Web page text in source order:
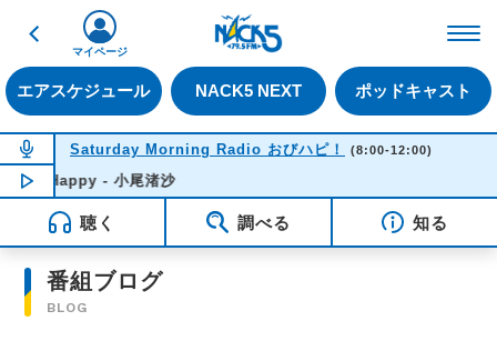
戻る
エアスケジュール NACK5 NEXT ポッドキャスト
マイページ
NOW ON AIR
Saturday Morning Radio おびハピ！ (8:00-12:00)
NOW PLAYING11:31
Happy - 小尾渚沙
聴く 調べる 知る
番組ブログ
BLOG